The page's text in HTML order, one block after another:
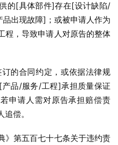
的[具体部件]存在[设计缺陷/
出现故障]；或被申请人作为
程，导致申请人对原告的整体
的合同约定，或依据法律规
品/服务/工程]承担质量保证
申请人需对原告承担赔偿责
偿。
》第五百七十七条关于违约责